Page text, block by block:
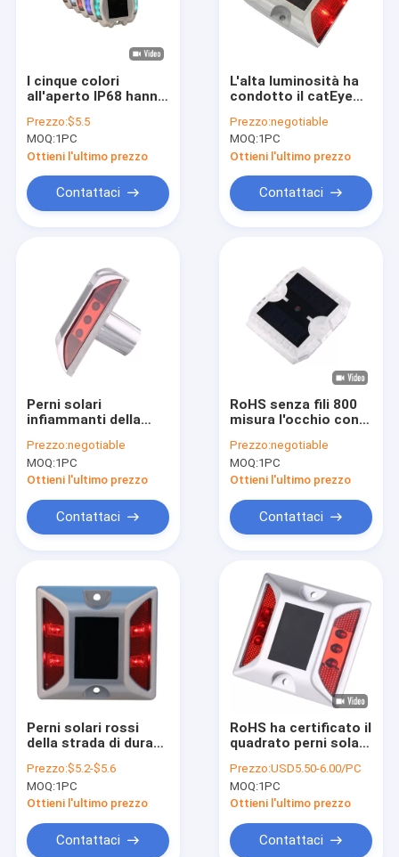
Prodotti
Mostra VR
Circa noi
Contattici
Notizie
I cinque colori
all'aperto IP68 hanno
della strada del LED
sull'autostrada
Prezzo:$5.5
MOQ:1PC
Ottieni l'ultimo prezzo
Contattaci
L'alta luminosità ha
condotto il catEye
strada solare fissa lo
stardard del CE
Prezzo:negotiable
MOQ:1PC
Ottieni l'ultimo prezzo
Contattaci
Perni solari
infiammanti della
UV 105mm 8000mcd
LED con il gambo
Prezzo:negotiable
MOQ:1PC
Ottieni l'ultimo prezzo
Contattaci
RoHS senza fili 800
misura l'occhio con
gatti bianco del
riflettore
sull'autostrada
Prezzo:negotiable
MOQ:1PC
Ottieni l'ultimo prezzo
Contattaci
Perni solari rossi
della strada di durata
110mm LED, Cat Eyes
On Road rossa
Prezzo:$5.2-$5.6
MOQ:1PC
Ottieni l'ultimo prezzo
Contattaci
RoHS ha certificato il
quadrato perni solari
tester LED, riflettori
solari della strada
Prezzo:USD5.50-6.00/PC
MOQ:1PC
Ottieni l'ultimo prezzo
Contattaci